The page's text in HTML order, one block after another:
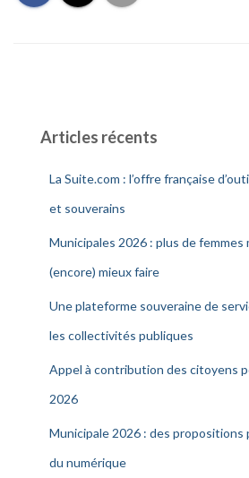
Articles récents
La Suite.com : l’offre française
et souverains
Municipales 2026 : plus de femmes
(encore) mieux faire
Une plateforme souveraine de
les collectivités publiques
Appel à contribution des citoyens
2026
Municipale 2026 : des propositions
du numérique